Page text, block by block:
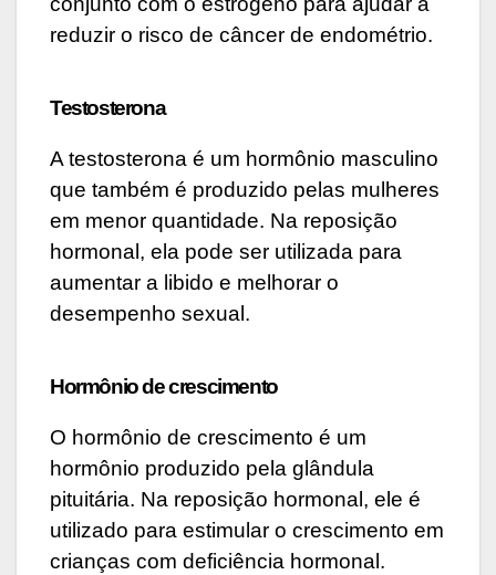
reduzir o risco de câncer de endométrio.
Testosterona
A testosterona é um hormônio masculino
que também é produzido pelas mulheres
em menor quantidade. Na reposição
hormonal, ela pode ser utilizada para
aumentar a libido e melhorar o
desempenho sexual.
Hormônio de crescimento
O hormônio de crescimento é um
hormônio produzido pela glândula
pituitária. Na reposição hormonal, ele é
utilizado para estimular o crescimento em
crianças com deficiência hormonal.